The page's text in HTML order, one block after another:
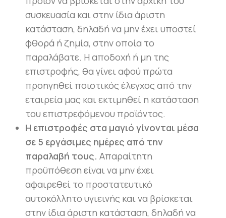
συσκευασία και στην ίδια άριστη
κατάσταση, δηλαδή να μην έχει υποστεί
φθορά ή ζημία, στην οποία το
παραλάβατε. Η αποδοχή ή μη της
επιστροφής, θα γίνει αφού πρώτα
προηγηθεί ποιοτικός έλεγχος από την
εταιρεία μας και εκτιμηθεί η κατάσταση
του επιστρεφόμενου προϊόντος.
Η επιστροφές στα μαγιό γίνονται μέσα
σε 5 εργάσιμες ημέρες από την
παραλαβή τους. Απαραίτητη
προϋπόθεση είναι να μην έχει
αφαιρεθεί το προστατευτικό
αυτοκόλλητο υγιεινής και να βρίσκεται
στην ίδια άριστη κατάσταση, δηλαδή να